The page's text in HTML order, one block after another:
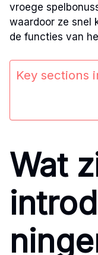
vroege
waardoor ze snel
de functies van
Key sections
Wat